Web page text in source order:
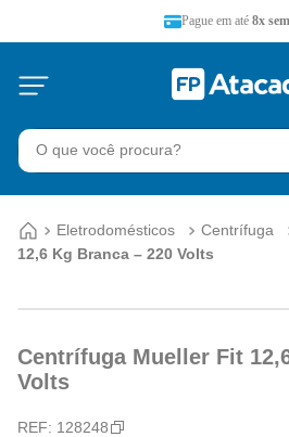
Pague em até 8x
O que você procura?
Eletrodomésticos Centrífuga
12,6 Kg Branca – 220 Volts
Centrífuga Mueller Fit
Volts
REF: 128248